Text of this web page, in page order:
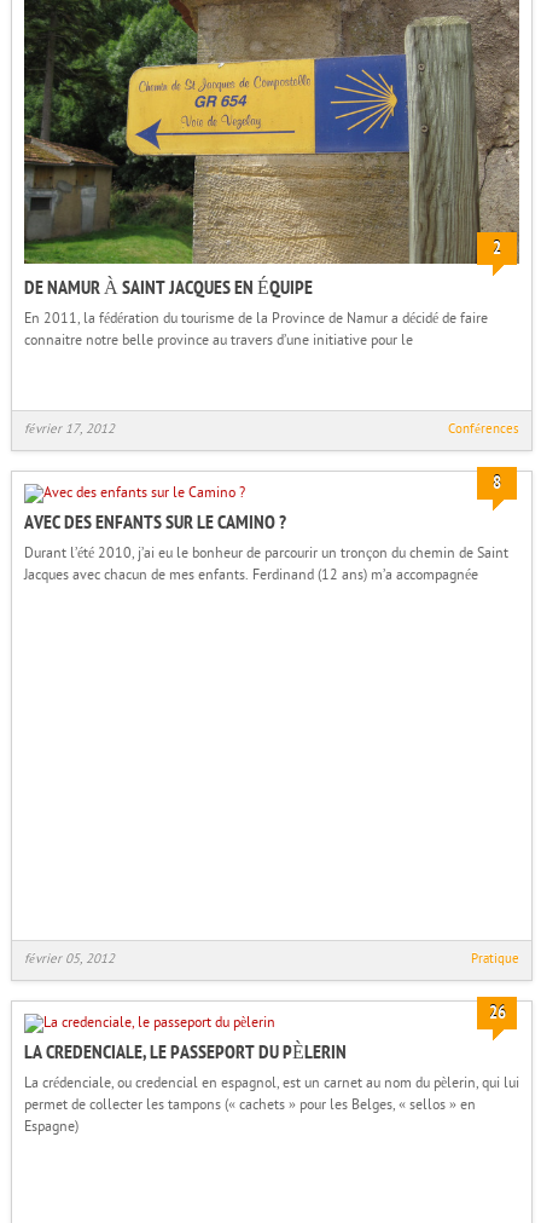
2
DE NAMUR À SAINT JACQUES EN ÉQUIPE
En 2011, la fédération du tourisme de la Province de Namur a décidé de faire
connaitre notre belle province au travers d’une initiative pour le
février 17, 2012 Conférences
8
AVEC DES ENFANTS SUR LE CAMINO ?
Durant l’été 2010, j’ai eu le bonheur de parcourir un tronçon du chemin de Saint
Jacques avec chacun de mes enfants. Ferdinand (12 ans) m’a accompagnée
février 05, 2012 Pratique
26
LA CREDENCIALE, LE PASSEPORT DU PÈLERIN
La crédenciale, ou credencial en espagnol, est un carnet au nom du pèlerin, qui lui
permet de collecter les tampons (« cachets » pour les Belges, « sellos » en
Espagne)